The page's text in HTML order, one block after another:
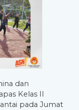
dan
Kelas II
pada Jumat